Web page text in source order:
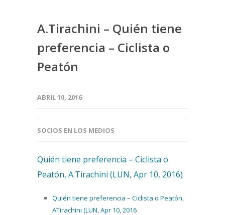
A.Tirachini – Quién tiene
preferencia – Ciclista o
Peatón
ABRIL 10, 2016
SOCIOS EN LOS MEDIOS
Quién tiene preferencia – Ciclista o
Peatón, A.Tirachini (LUN, Apr 10, 2016)
Quién tiene preferencia – Ciclista o Peatón,
ATirachini (LUN, Apr 10, 2016